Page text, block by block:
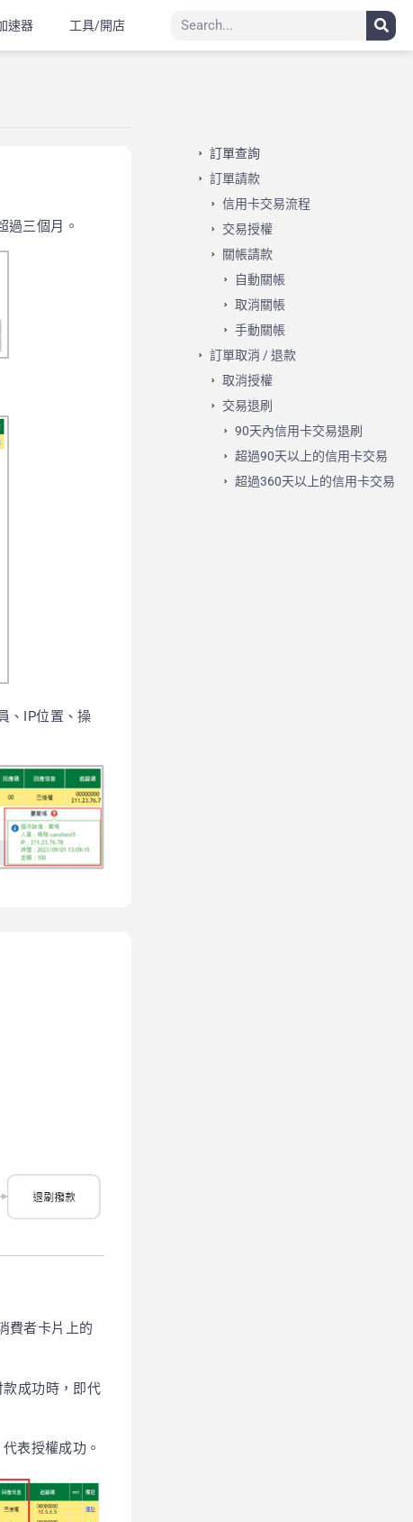
速器 工具/開店
過三個月。
、IP位置、操
費者卡片上的
成功時，即代
表授權成功。
訂單查詢
訂單請款
信用卡交易流程
交易授權
關帳請款
自動關帳
取消關帳
手動關帳
訂單取消 / 退款
取消授權
交易退刷
90天內信用卡交易退刷
超過90天以上的信用卡交易
超過360天以上的信用卡交易